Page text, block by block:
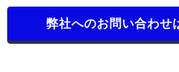
弊社へのお問い合わせ